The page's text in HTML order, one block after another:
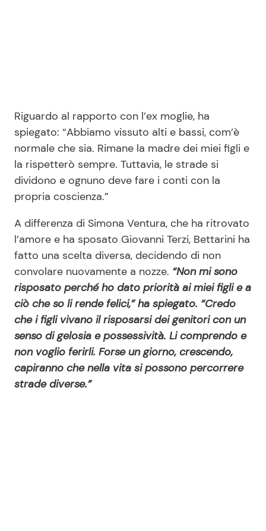
Riguardo al rapporto con l’ex moglie, ha
spiegato: “Abbiamo vissuto alti e bassi, com’è
normale che sia. Rimane la madre dei miei figli e
la rispetterò sempre. Tuttavia, le strade si
dividono e ognuno deve fare i conti con la
propria coscienza.”
A differenza di Simona Ventura, che ha ritrovato
l’amore e ha sposato Giovanni Terzi, Bettarini ha
fatto una scelta diversa, decidendo di non
convolare nuovamente a nozze. “Non mi sono
risposato perché ho dato priorità ai miei figli e a
ciò che so li rende felici,” ha spiegato. “Credo
che i figli vivano il risposarsi dei genitori con un
senso di gelosia e possessività. Li comprendo e
non voglio ferirli. Forse un giorno, crescendo,
capiranno che nella vita si possono percorrere
strade diverse.”